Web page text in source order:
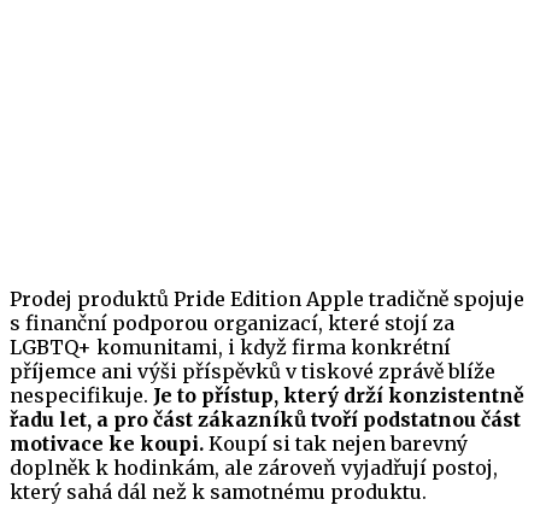
Prodej produktů Pride Edition Apple tradičně spojuje
s finanční podporou organizací, které stojí za
LGBTQ+ komunitami, i když firma konkrétní
příjemce ani výši příspěvků v tiskové zprávě blíže
nespecifikuje. Je to přístup, který drží konzistentně
řadu let, a pro část zákazníků tvoří podstatnou část
motivace ke koupi. Koupí si tak nejen barevný
doplněk k hodinkám, ale zároveň vyjadřují postoj,
který sahá dál než k samotnému produktu.